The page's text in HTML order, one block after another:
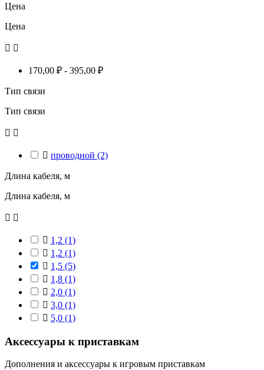
Цена
Цена
 
170,00 ₽ - 395,00 ₽
Тип связи
Тип связи
 
 проводной (2)
Длина кабеля, м
Длина кабеля, м
 
 1,2 (1)
 1,2 (1)
 1,5 (5)
 1,8 (1)
 2,0 (1)
 3,0 (1)
 5,0 (1)
Аксессуары к приставкам
Дополнения и аксессуары к игровым приставкам